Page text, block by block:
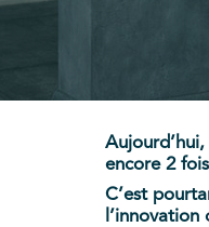
encore 2
C’est